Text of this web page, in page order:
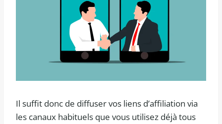
Il suffit donc de diffuser vos liens d’affiliation via
les canaux habituels que vous utilisez déjà tous